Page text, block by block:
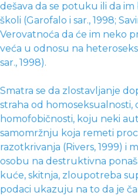
dešava da se potuku ili da
školi (Garofalo i sar., 1998;
Verovatnoća da će im neko
veća u odnosu na
sar., 1998).
Smatra se da zlostavljanje
straha od homoseksualnosti,
homofobičnosti, koju neki
samomržnju koja remeti
razotkrivanja (Rivers, 1999) i
osobu na destruktivna
kuće, skitnja, zloupotreba
podaci ukazuju na to da je